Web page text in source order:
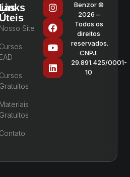
Úteis
Nosso Site
Cursos
EAD
Cursos
Gratuitos
Materiais
Contato
Benzor ©
2026 –
Todos os
direitos
reservados.
CNPJ:
29.891.425/0001-
10